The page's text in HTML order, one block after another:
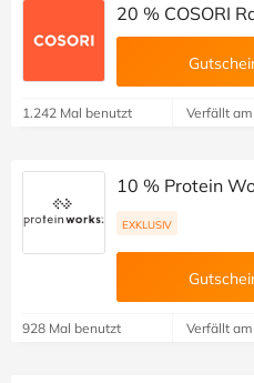
20 % COSORI
1.242 Mal benutzt Verfällt
10 % Protein
EXKLUSIV
928 Mal benutzt Verfällt